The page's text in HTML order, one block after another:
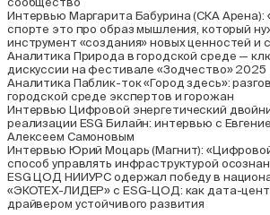
Интервью Маргарита Бабурина (СКА Арена):
спорте это про образ мышления, который
инструмент «создания» новых ценностей и
Аналитика Природа в городской среде —
дискуссии на фестивале «Зодчество» 2025
Аналитика Паблик-ток «Город здесь»:
городской среде экспертов и горожан
Интервью Цифровой энергетический
реализации ESG Билайн: интервью с
Алексеем Самоновым
Интервью Юрий Моцарь (Магнит):
способ управлять инфраструктурой
ESG ЦОД НИИУРС одержал победу в
«ЭКОТЕХ-ЛИДЕР» с ESG-ЦОД: как дата-
драйвером устойчивого развития